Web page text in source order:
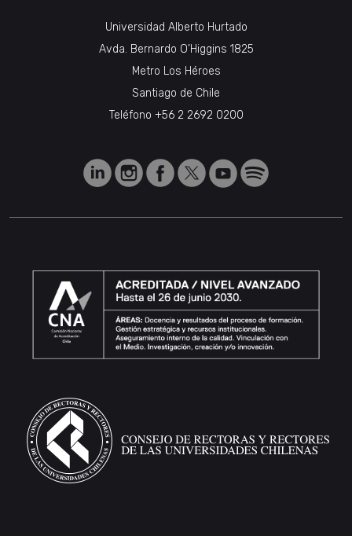
Universidad Alberto Hurtado
Avda. Bernardo O’Higgins 1825
Metro Los Héroes
Santiago de Chile
Teléfono +56 2 2692 0200